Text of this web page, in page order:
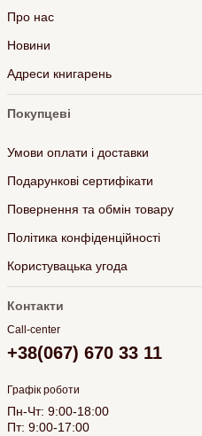
Про нас
Новини
Адреси книгарень
Покупцеві
Умови оплати і доставки
Подарункові сертифікати
Повернення та обмін товару
Політика конфіденційності
Користувацька угода
Контакти
Call-center
+38(067) 670 33 11
Графік роботи
Пн-Чт: 9:00-18:00
Пт: 9:00-17:00